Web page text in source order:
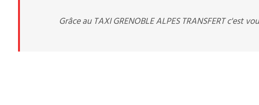
Grâce au TAXI GRENOBLE ALPES TRANSFERT c'est